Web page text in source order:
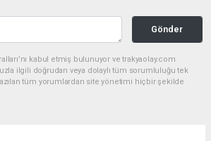
Gönder
kabul etmiş bulunuyor ve trakyaolay.com
ilgili doğrudan veya dolaylı tüm sorumluluğu tek
tüm yorumlardan site yönetimi hiçbir şekilde